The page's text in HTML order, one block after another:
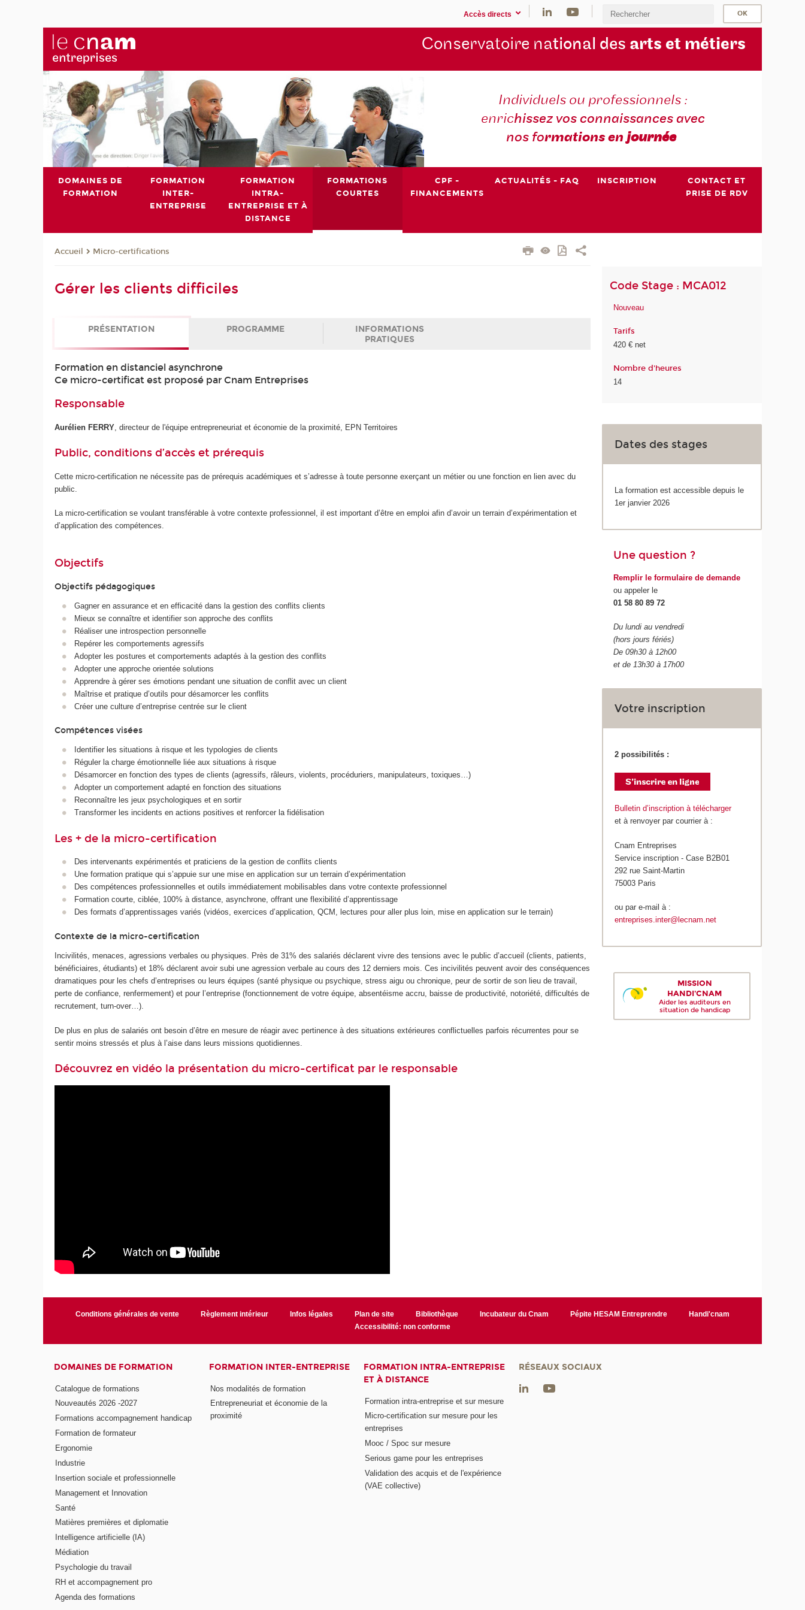
Accès directs
Conservatoire national des arts et métiers
Individuels ou professionnels :
enrichissez vos connaissances avec
nos formations enjournée
DOMAINES DE
FORMATION
FORMATION
INTER-
ENTREPRISE
FORMATION
INTRA-
ENTREPRISE ET À
DISTANCE
FORMATIONS
COURTES
CPF -
FINANCEMENTS
ACTUALITÉS - FAQ INSCRIPTION
CONTACT ET
PRISE DE RDV
Accueil Micro-certifications
Gérer les clients difficiles
PRÉSENTATION PROGRAMME
INFORMATIONS
PRATIQUES
Formation en distanciel asynchrone
Ce micro-certificat est proposé par Cnam Entreprises
Responsable
Aurélien FERRY , directeur de l'équipe entrepreneuriat et économie de la proximité, EPN Territoires
Public, conditions d’accès et prérequis
Cette micro-certification ne nécessite pas de prérequis académiques et s’adresse à toute personne exerçant un métier ou une fonction en lien avec du
public.
La micro-certification se voulant transférable à votre contexte professionnel, il est important d’être en emploi afin d’avoir un terrain d’expérimentation et
d’application des compétences.
Objectifs
Objectifs pédagogiques
Gagner en assurance et en efficacité dans la gestion des conflits clients
Mieux se connaître et identifier son approche des conflits
Réaliser une introspection personnelle
Repérer les comportements agressifs
Adopter les postures et comportements adaptés à la gestion des conflits
Adopter une approche orientée solutions
Apprendre à gérer ses émotions pendant une situation de conflit avec un client
Maîtrise et pratique d’outils pour désamorcer les conflits
Créer une culture d’entreprise centrée sur le client
Compétences visées
Identifier les situations à risque et les typologies de clients
Réguler la charge émotionnelle liée aux situations à risque
Désamorcer en fonction des types de clients (agressifs, râleurs, violents, procéduriers, manipulateurs, toxiques…)
Adopter un comportement adapté en fonction des situations
Reconnaître les jeux psychologiques et en sortir
Transformer les incidents en actions positives et renforcer la fidélisation
Les + de la micro-certification
Des intervenants expérimentés et praticiens de la gestion de conflits clients
Une formation pratique qui s’appuie sur une mise en application sur un terrain d’expérimentation
Des compétences professionnelles et outils immédiatement mobilisables dans votre contexte professionnel
Formation courte, ciblée, 100% à distance, asynchrone, offrant une flexibilité d’apprentissage
Des formats d’apprentissages variés (vidéos, exercices d’application, QCM, lectures pour aller plus loin, mise en application sur le terrain)
Contexte de la micro-certification
Incivilités, menaces, agressions verbales ou physiques. Près de 31% des salariés déclarent vivre des tensions avec le public d’accueil (clients, patients,
bénéficiaires, étudiants) et 18% déclarent avoir subi une agression verbale au cours des 12 derniers mois. Ces incivilités peuvent avoir des conséquences
dramatiques pour les chefs d’entreprises ou leurs équipes (santé physique ou psychique, stress aigu ou chronique, peur de sortir de son lieu de travail,
perte de confiance, renfermement) et pour l’entreprise (fonctionnement de votre équipe, absentéisme accru, baisse de productivité, notoriété, difficultés de
recrutement, turn-over…).
De plus en plus de salariés ont besoin d’être en mesure de réagir avec pertinence à des situations extérieures conflictuelles parfois récurrentes pour se
sentir moins stressés et plus à l’aise dans leurs missions quotidiennes.
Découvrez en vidéo la présentation du micro-certificat par le responsable
Code Stage : MCA012
Nouveau
Tarifs
420 € net
Nombre d'heures
14
Dates des stages
La formation est accessible depuis le
1er janvier 2026
Une question ?
Remplir le formulaire de demande
ou appeler le
01 58 80 89 72
Du lundi au vendredi
(hors jours fériés)
De 09h30 à 12h00
et de 13h30 à 17h00
Votre inscription
2 possibilités :
Bulletin d’inscription à télécharger
et à renvoyer par courrier à :
Cnam Entreprises
Service inscription - Case B2B01
292 rue Saint-Martin
75003 Paris
ou par e-mail à :
entreprises.inter@lecnam.net
MISSION
HANDI'CNAM
Aider les auditeurs en
situation de handicap
Conditions générales de vente Règlement intérieur Infos légales Plan de site Bibliothèque Incubateur du Cnam Pépite HESAM Entreprendre
Handi'cnam
Accessibilité: non conforme
DOMAINES DE FORMATION
Catalogue de formations
Nouveautés 2026 -2027
Formations accompagnement handicap
Formation de formateur
Ergonomie
Industrie
Insertion sociale et professionnelle
Management et Innovation
Santé
Matières premières et diplomatie
Intelligence artificielle (IA)
Médiation
Psychologie du travail
RH et accompagnement pro
Agenda des formations
FORMATION INTER-ENTREPRISE
Nos modalités de formation
Entrepreneuriat et économie de la
proximité
FORMATION INTRA-ENTREPRISE
ET À DISTANCE
Formation intra-entreprise et sur mesure
Micro-certification sur mesure pour les
entreprises
Mooc / Spoc sur mesure
Serious game pour les entreprises
Validation des acquis et de l'expérience
(VAE collective)
RÉSEAUX SOCIAUX